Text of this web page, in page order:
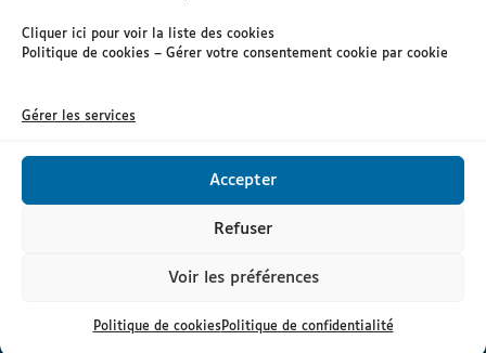
Nous contacter
Cliquer ici pour voir la liste des cookies
Politique de cookies – Gérer votre consentement cookie par cookie
Gérer les services
Accepter
Refuser
Voir les préférences
Politique de cookiesPolitique de confidentialité